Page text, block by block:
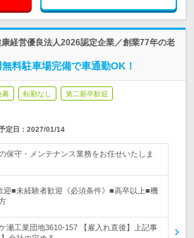
経営優良法人2026認定企業／創業77年の老
料駐車場完備で車通勤OK！
募 転勤なし 第二新卒歓迎
定日： 2027/01/14
保守・メンテナンス業務をお任せいたしま
迎■未経験者歓迎《必須条件》■高卒以上■機
瀬工業団地3610-157 【雇入れ直後】上記事